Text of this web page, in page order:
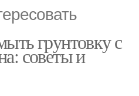
грунтовку с
советы и